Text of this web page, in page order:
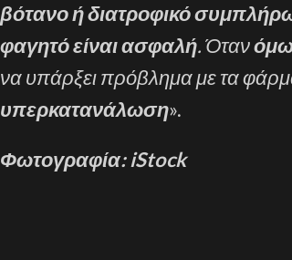
βότανο ή διατροφικό
φαγητό είναι ασφαλή. Όταν
να υπάρξει πρόβλημα με τα
υπερκατανάλωση».
Φωτογραφία: iStock